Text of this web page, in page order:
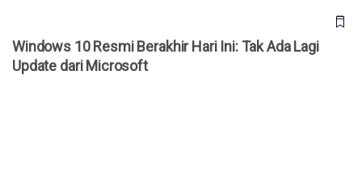
Windows 10 Resmi Berakhir Hari Ini: Tak Ada Lagi
Update dari Microsoft